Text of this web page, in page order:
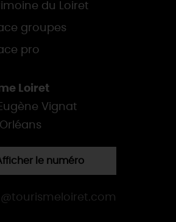
du Loiret
groupes
pro
Loiret
Vignat
le numéro